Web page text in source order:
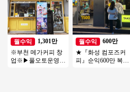
월수익
1,301만
※부천 메가커피 창
업※▶풀오토운영◀
월수익
600만
★『화성 컴포즈커
피』순익600만 복합